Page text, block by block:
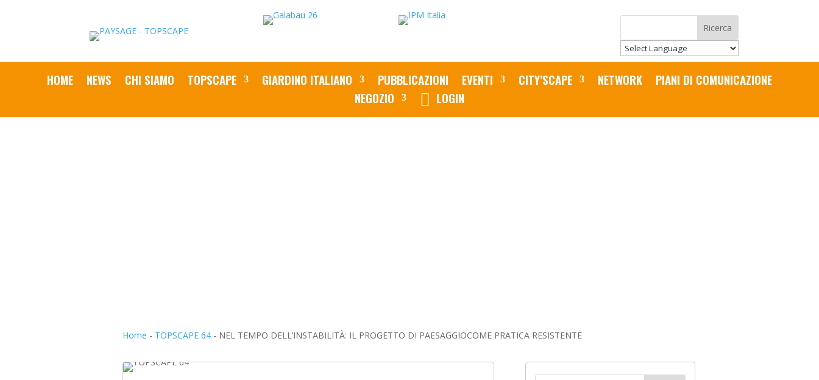
HOME NEWS CHI SIAMO TOPSCAPE GIARDINO ITALIANO PUBBLICAZIONI EVENTI CITY’SCAPE NETWORK
PIANI DI COMUNICAZIONE
NEGOZIO
LOGIN
Home - TOPSCAPE 64- NEL TEMPO DELL’INSTABILITÀ: IL PROGETTO DI PAESAGGIOCOME PRATICA RESISTENTE